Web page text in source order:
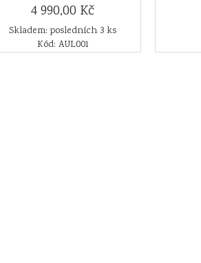
4 990,00 Kč
Skladem: posledních 3 ks
Kód: AUL001